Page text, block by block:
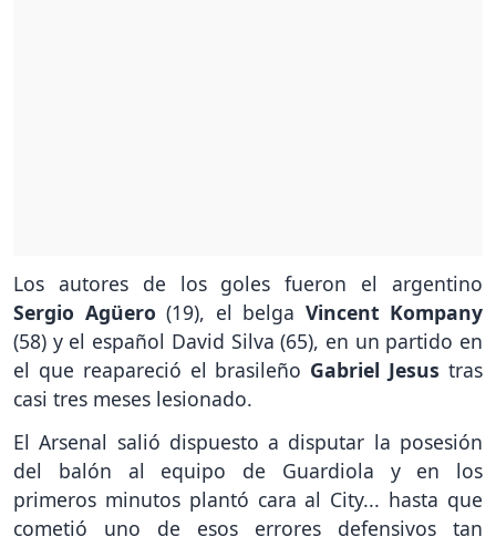
Los autores de los goles fueron el argentino
Sergio Agüero (19), el belga Vincent Kompany
(58) y el español David Silva (65), en un partido en
el que reapareció el brasileño Gabriel Jesus tras
casi tres meses lesionado.
El Arsenal salió dispuesto a disputar la posesión
del balón al equipo de Guardiola y en los
primeros minutos plantó cara al City... hasta que
cometió uno de esos errores defensivos tan